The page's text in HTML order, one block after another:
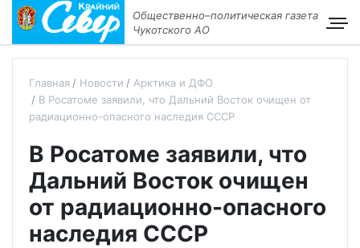
Общественно–политическая газета
Чукотского АО
Главная Новости
Арктика и ДФО
В Росатоме заявили, что Дальний Восток очищен от
радиационно-опасного наследия СССР
В Росатоме заявили, что
Дальний Восток очищен
от радиационно-опасного
наследия СССР